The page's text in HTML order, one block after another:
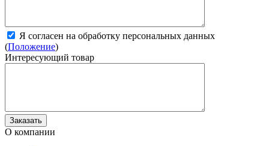
Я согласен на обработку персональных данных
(Положение)
Интересующий товар
О компании